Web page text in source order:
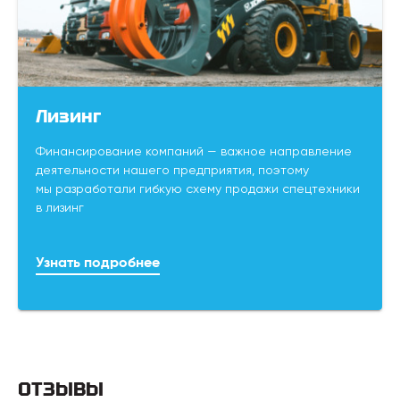
Лизинг
Финансирование компаний — важное направление
деятельности нашего предприятия, поэтому
мы разработали гибкую схему продажи спецтехники
в лизинг
Узнать подробнее
ОТЗЫВЫ